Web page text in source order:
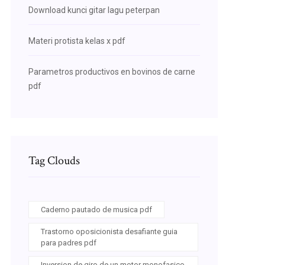
Download kunci gitar lagu peterpan
Materi protista kelas x pdf
Parametros productivos en bovinos de carne
pdf
Tag Clouds
Caderno pautado de musica pdf
Trastorno oposicionista desafiante guia
para padres pdf